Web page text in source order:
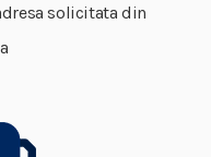
solicitata din